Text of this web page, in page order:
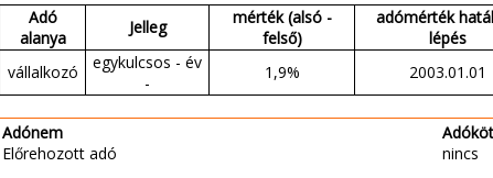
Adó
alanya
Jelleg
mérték (alsó -
felső)
adómérték
lépés
vállalkozó
egykulcsos - év
-
1,9% 2003.01.01
Adónem
Előrehozott adó
nincs